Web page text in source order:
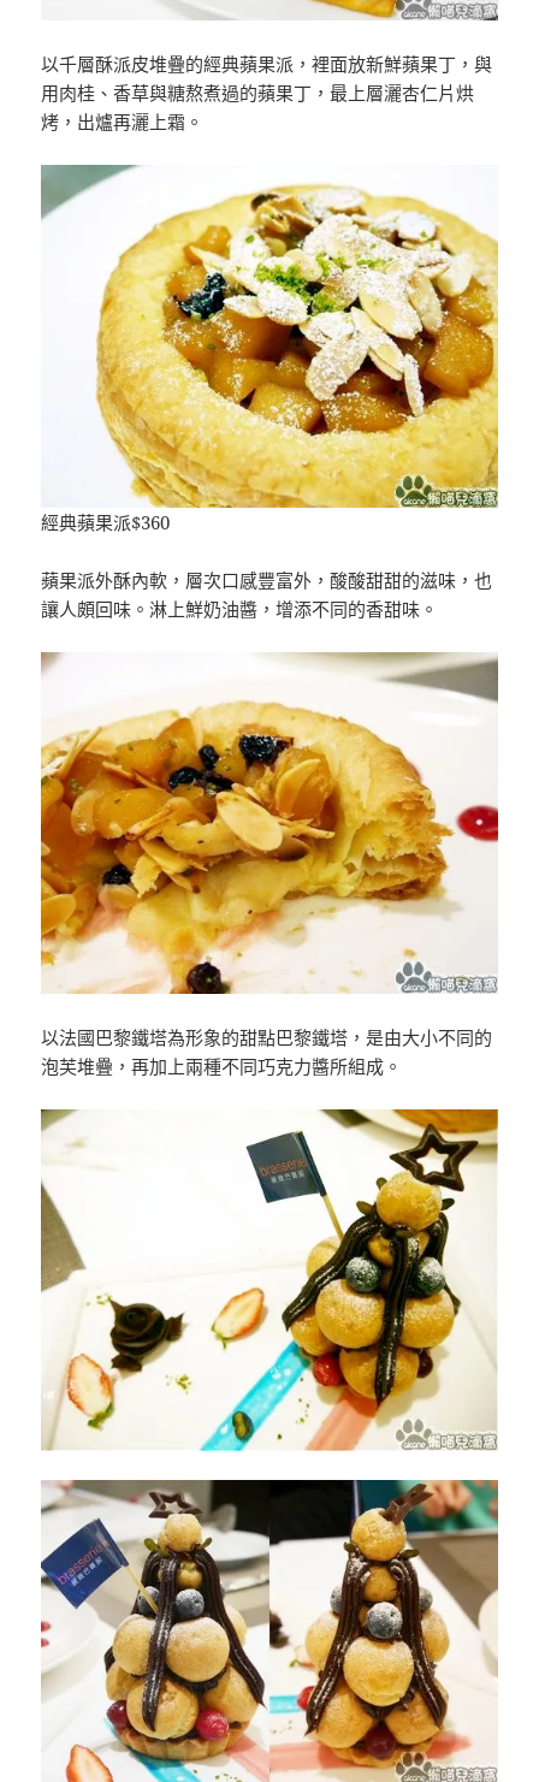
以千層酥派皮堆疊的經典蘋果派，裡面放新鮮蘋果丁，與
用肉桂、香草與糖熬煮過的蘋果丁，最上層灑杏仁片烘
烤，出爐再灑上霜。
經典蘋果派$360
蘋果派外酥內軟，層次口感豐富外，酸酸甜甜的滋味，也
讓人頗回味。淋上鮮奶油醬，增添不同的香甜味。
以法國巴黎鐵塔為形象的甜點巴黎鐵塔，是由大小不同的
泡芙堆疊，再加上兩種不同巧克力醬所組成。